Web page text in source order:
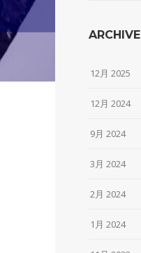
ARCHIVE
12月 2025
12月 2024
9月 2024
3月 2024
2月 2024
1月 2024